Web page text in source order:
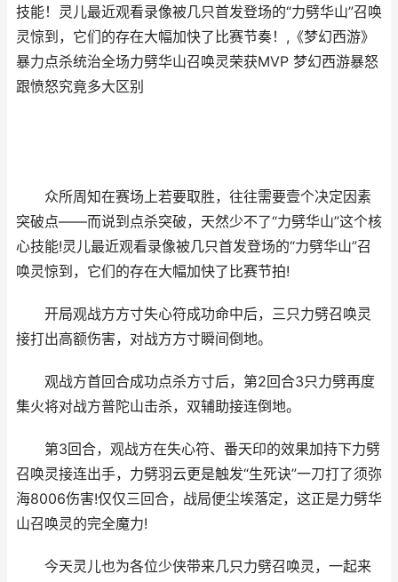
技能！灵儿最近观看录像被几只首发登场的“力劈华山”召唤
灵惊到，它们的存在大幅加快了比赛节奏！,《梦幻西游》
暴力点杀统治全场力劈华山召唤灵荣获MVP 梦幻西游暴怒
跟愤怒究竟多大区别
众所周知在赛场上若要取胜，往往需要壹个决定因素
突破点——而说到点杀突破，天然少不了“力劈华山”这个核
心技能!灵儿最近观看录像被几只首发登场的“力劈华山”召
唤灵惊到，它们的存在大幅加快了比赛节拍!
开局观战方方寸失心符成功命中后，三只力劈召唤灵
接打出高额伤害，对战方方寸瞬间倒地。
观战方首回合成功点杀方寸后，第2回合3只力劈再度
集火将对战方普陀山击杀，双辅助接连倒地。
第3回合，观战方在失心符、番天印的效果加持下力劈
召唤灵接连出手，力劈羽云更是触发“生死诀”一刀打了须弥
海8006伤害!仅仅三回合，战局便尘埃落定，这正是力劈华
山召唤灵的完全魔力!
今天灵儿也为各位少侠带来几只力劈召唤灵，一起来